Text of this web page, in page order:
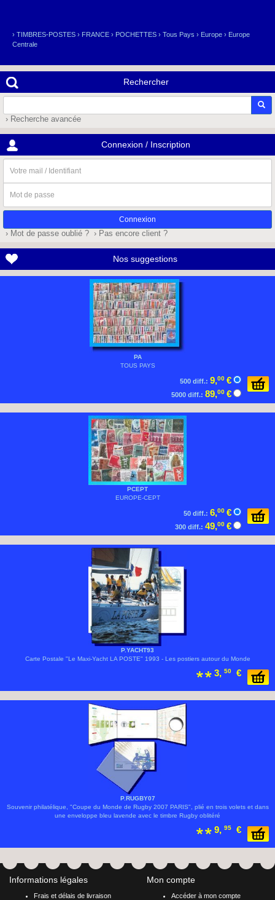
› TIMBRES-POSTES › FRANCE › POCHETTES › Tous Pays › Europe › Europe
Centrale
Rechercher
› Recherche avancée
Connexion / Inscription
mail
/
Identifiant
de
passe
› Mot de passe oublié ? › Pas encore client ?
Nos suggestions
PA
TOUS PAYS
500 diff.: 9,00 €
5000 diff.: 89,00 €
PCEPT
EUROPE-CEPT
50 diff.: 6,00 €
300 diff.: 49,00 €
P.YACHT93
Carte Postale "Le Maxi-Yacht LA POSTE" 1993 - Les postiers autour du Monde
3, 50 €
P.RUGBY07
Souvenir philatélique, "Coupe du Monde de Rugby 2007 PARIS", plié en trois volets et dans
une enveloppe bleu lavende avec le timbre Rugby oblitéré
9, 95 €
Informations légales
Frais et délais de livraison
Mon compte
Accéder à mon compte